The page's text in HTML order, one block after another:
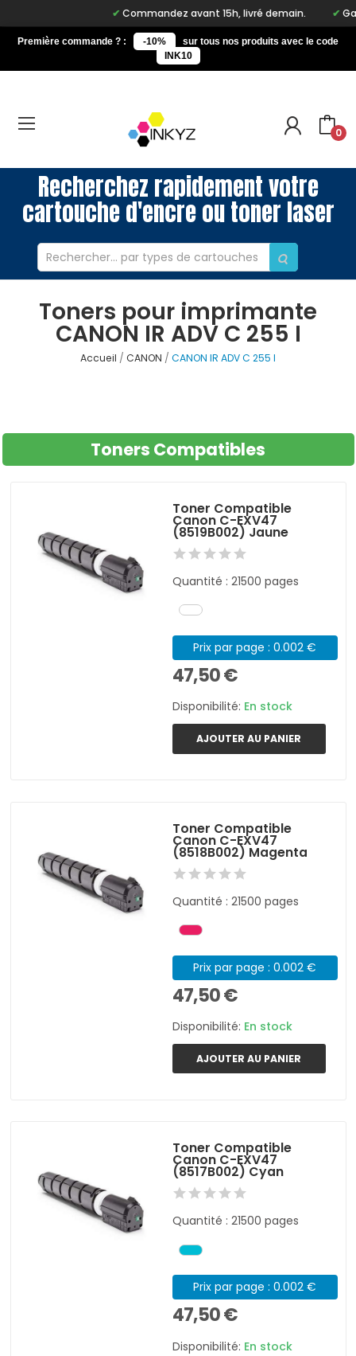
Commandez avant 15h, livré demain.
Première commande ? : -10%
sur tous nos produits avec le code
INK10
0
Recherchez rapidement votre
cartouche d'encre ou toner laser
Toners pour imprimante
CANON IR ADV C 255 I
Accueil CANON CANON IR ADV C 255 I
Toners Compatibles
Toner Compatible
Canon C-EXV47
(8519B002) Jaune
Quantité : 21500 pages
Prix par page : 0.002 €
47,50 €
Disponibilité: En stock
AJOUTER AU PANIER
Toner Compatible
Canon C-EXV47
(8518B002) Magenta
Quantité : 21500 pages
Prix par page : 0.002 €
47,50 €
Disponibilité: En stock
AJOUTER AU PANIER
Toner Compatible
Canon C-EXV47
(8517B002) Cyan
Quantité : 21500 pages
Prix par page : 0.002 €
47,50 €
Disponibilité: En stock